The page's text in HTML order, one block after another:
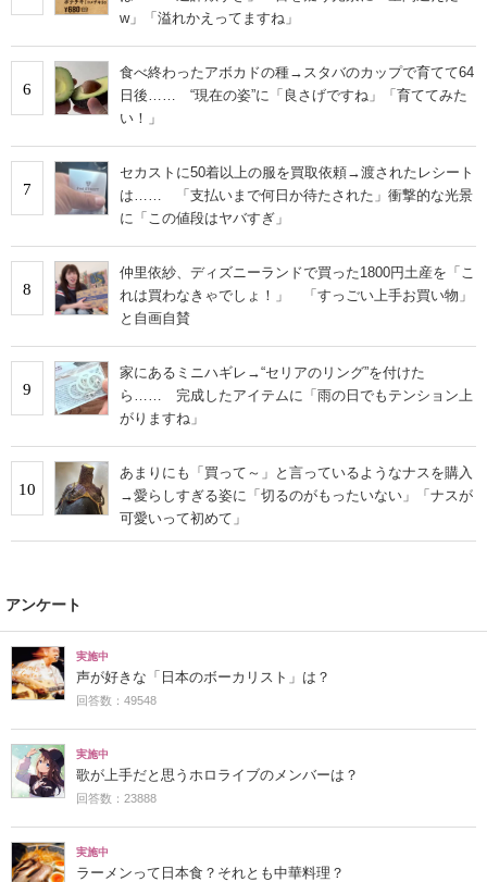
w」「溢れかえってますね」
6
食べ終わったアボカドの種→スタバのカップで育てて64
日後…… “現在の姿”に「良さげですね」「育ててみた
い！」
7
セカストに50着以上の服を買取依頼→渡されたレシート
は…… 「支払いまで何日か待たされた」衝撃的な光景
に「この値段はヤバすぎ」
8
仲里依紗、ディズニーランドで買った1800円土産を「こ
れは買わなきゃでしょ！」 「すっごい上手お買い物」
と自画自賛
9
家にあるミニハギレ→“セリアのリング”を付けた
ら…… 完成したアイテムに「雨の日でもテンション上
がりますね」
10
あまりにも「買って～」と言っているようなナスを購入
→愛らしすぎる姿に「切るのがもったいない」「ナスが
可愛いって初めて」
アンケート
実施中
声が好きな「日本のボーカリスト」は？
回答数：49548
実施中
歌が上手だと思うホロライブのメンバーは？
回答数：23888
実施中
ラーメンって日本食？それとも中華料理？